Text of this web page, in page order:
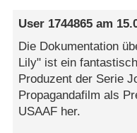
User 1744865 am
Die Dokumentation
Lily" ist ein
Produzent der Serie
Propagandafilm als
USAAF her.